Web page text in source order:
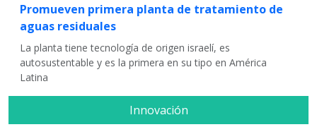
Promueven primera planta de tratamiento de
aguas residuales
La planta tiene tecnología de origen israelí, es
autosustentable y es la primera en su tipo en América
Latina
Innovación